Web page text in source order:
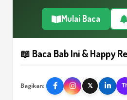
Mulai Baca
📖 Baca Bab Ini & Happy
Bagikan: 𝕏